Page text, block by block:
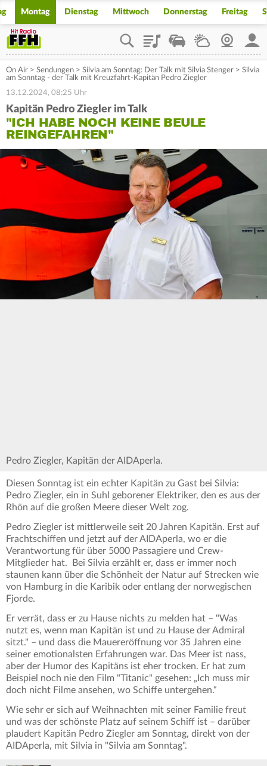
Montag Dienstag Mittwoch Donnerstag Freitag
PlaylistStaupilotWetterWebcam
On Air > Sendungen > Silvia am Sonntag: Der Talk mit Silvia Stenger > Silvia
am Sonntag - der Talk mit Kreuzfahrt-Kapitän Pedro Ziegler
13.12.2024, 08:25 Uhr
Kapitän Pedro Ziegler im Talk
"ICH HABE NOCH KEINE BEULE
REINGEFAHREN"
Pedro Ziegler, Kapitän der AIDAperla.
Diesen Sonntag ist ein echter Kapitän zu Gast bei Silvia:
Pedro Ziegler, ein in Suhl geborener Elektriker, den es aus der
Rhön auf die großen Meere dieser Welt zog.
Pedro Ziegler ist mittlerweile seit 20 Jahren Kapitän. Erst auf
Frachtschiffen und jetzt auf der AIDAperla, wo er die
Verantwortung für über 5000 Passagiere und Crew-
Mitglieder hat. Bei Silvia erzählt er, dass er immer noch
staunen kann über die Schönheit der Natur auf Strecken wie
von Hamburg in die Karibik oder entlang der norwegischen
Fjorde.
Er verrät, dass er zu Hause nichts zu melden hat – "Was
nutzt es, wenn man Kapitän ist und zu Hause der Admiral
sitzt." – und dass die Mauereröffnung vor 35 Jahren eine
seiner emotionalsten Erfahrungen war. Das Meer ist nass,
aber der Humor des Kapitäns ist eher trocken. Er hat zum
Beispiel noch nie den Film "Titanic" gesehen: „Ich muss mir
doch nicht Filme ansehen, wo Schiffe untergehen.“
Wie sehr er sich auf Weihnachten mit seiner Familie freut
und was der schönste Platz auf seinem Schiff ist – darüber
plaudert Kapitän Pedro Ziegler am Sonntag, direkt von der
AIDAperla, mit Silvia in "Silvia am Sonntag".